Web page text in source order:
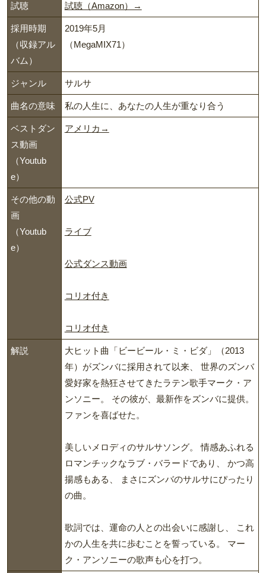
試聴 試聴（Amazon）→
採用時期
（収録アル
バム）
2019年5月
（MegaMIX71）
ジャンル サルサ
曲名の意味 私の人生に、あなたの人生が重なり合う
ベストダン
ス動画
（Youtub
e）
アメリカ→
その他の動
画
（Youtub
e）
公式PV
ライブ
公式ダンス動画
コリオ付き
コリオ付き
解説
大ヒット曲「ビービール・ミ・ビダ」（2013
年）がズンバに採用されて以来、 世界のズンバ
愛好家を熱狂させてきたラテン歌手マーク・ア
ンソニー。 その彼が、最新作をズンバに提供。
ファンを喜ばせた。
美しいメロディのサルサソング。 情感あふれる
ロマンチックなラブ・バラードであり、 かつ高
揚感もある、 まさにズンバのサルサにぴったり
の曲。
歌詞では、運命の人との出会いに感謝し、 これ
かの人生を共に歩むことを誓っている。 マー
ク・アンソニーの歌声も心を打つ。